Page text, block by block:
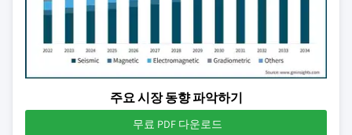
주요 시장 동향 파악하기
무료 PDF 다운로드